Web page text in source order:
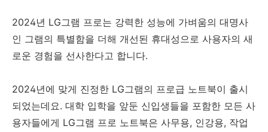
2024년 LG그램 프로는 강력한 성능에 가벼움의 대명사
인 그램의 특별함을 더해 개선된 휴대성으로 사용자의 새
로운 경험을 선사한다고 합니다.
2024년에 맞게 진정한 LG그램의 프로급 노트북이 출시
되었는데요. 대학 입학을 앞둔 신입생들을 포함한 모든 사
용자들에게 LG그램 프로 노트북은 사무용, 인강용, 작업